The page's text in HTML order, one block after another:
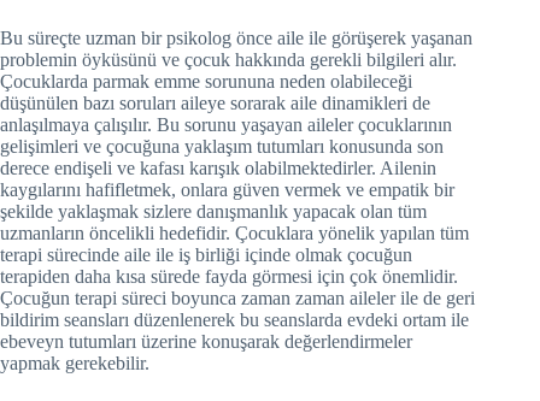
Bu süreçte uzman bir psikolog önce aile ile görüşerek yaşanan
problemin öyküsünü ve çocuk hakkında gerekli bilgileri alır.
Çocuklarda parmak emme sorununa neden olabileceği
düşünülen bazı soruları aileye sorarak aile dinamikleri de
anlaşılmaya çalışılır. Bu sorunu yaşayan aileler çocuklarının
gelişimleri ve çocuğuna yaklaşım tutumları konusunda son
derece endişeli ve kafası karışık olabilmektedirler. Ailenin
kaygılarını hafifletmek, onlara güven vermek ve empatik bir
şekilde yaklaşmak sizlere danışmanlık yapacak olan tüm
uzmanların öncelikli hedefidir. Çocuklara yönelik yapılan tüm
terapi sürecinde aile ile iş birliği içinde olmak çocuğun
terapiden daha kısa sürede fayda görmesi için çok önemlidir.
Çocuğun terapi süreci boyunca zaman zaman aileler ile de geri
bildirim seansları düzenlenerek bu seanslarda evdeki ortam ile
ebeveyn tutumları üzerine konuşarak değerlendirmeler
yapmak gerekebilir.